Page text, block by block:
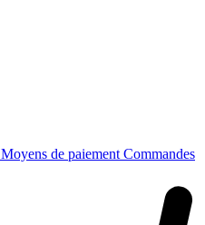
Moyens de paiement Commandes